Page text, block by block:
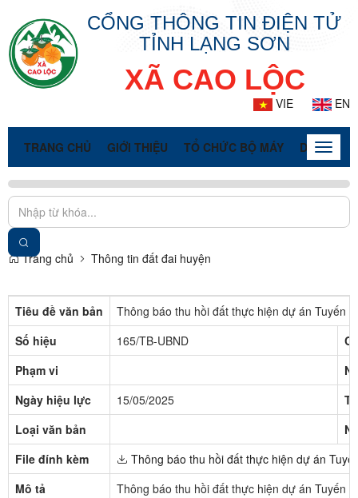
CỔNG THÔNG TIN ĐIỆN TỬ
TỈNH LẠNG SƠN
XÃ CAO LỘC
VIE EN
TRANG CHỦ GIỚI THIỆU TỔ CHỨC BỘ MÁY DOANH
Toggle
Trang chủ Thông tin đất đai huyện
Tiêu đề văn bản
Thông báo thu hồi đất thực hiện dự án Tuyến
Số hiệu
165/TB-UBND
Phạm vi
Ngày hiệu lực
15/05/2025
Loại văn bản
File đính kèm
Thông báo thu hồi đất thực hiện dự án
Mô tả
Thông báo thu hồi đất thực hiện dự án Tuyến